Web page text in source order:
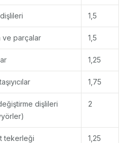
1,5
ve parçalar 1,5
1,25
1,75
dişlileri
2
tekerleği 1,25